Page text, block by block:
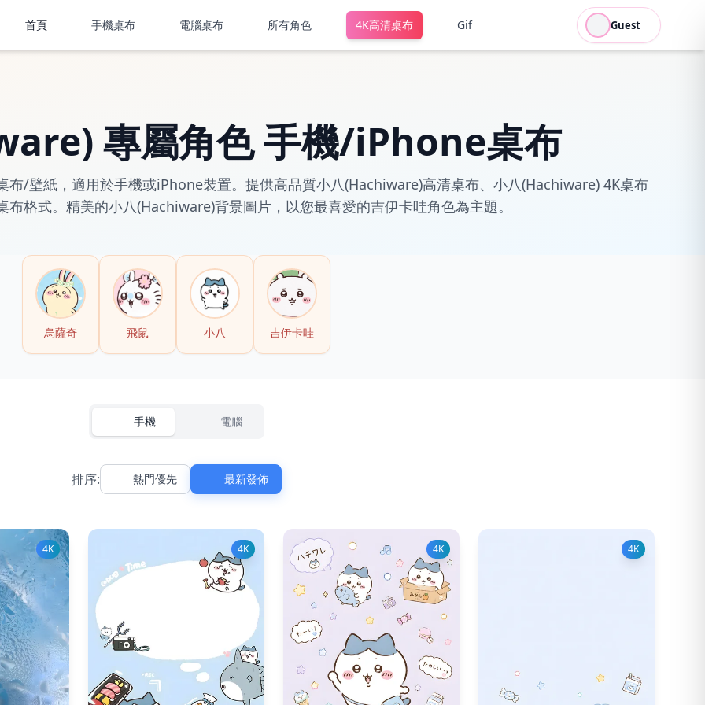
首頁 手機桌布 電腦桌布 所有角色 4K高清桌布 Gif Guest
專屬角色 手機/iPhone桌布
/壁紙，適用於手機或iPhone裝置。提供高品質小八(Hachiware)高清桌布、小八(Hachiware) 4K桌布
格式。精美的小八(Hachiware)背景圖片，以您最喜愛的吉伊卡哇角色為主題。
烏薩奇 飛鼠 小八 吉伊卡哇
手機 電腦
排序: 熱門優先 最新發佈
4K 4K 4K 4K